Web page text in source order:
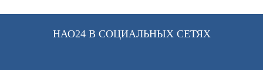
НАО24 В СОЦИАЛЬНЫХ СЕТЯХ